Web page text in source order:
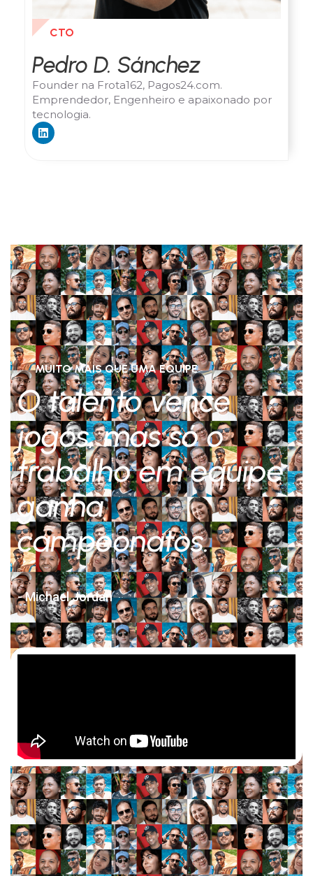
CTO
Pedro D. Sánchez
Founder na Frota162, Pagos24.com.
Emprendedor, Engenheiro e apaixonado por
tecnologia.
MUITO MAIS QUE UMA EQUIPE
O talento vence
jogos, mas só o
trabalho em equipe
ganha
campeonatos.
- Michael Jordan